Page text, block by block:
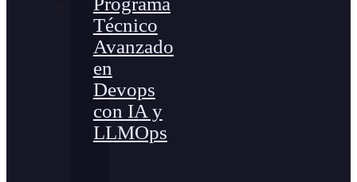
Técnico
Avanzado
en
Devops
con IA y
LLMOps